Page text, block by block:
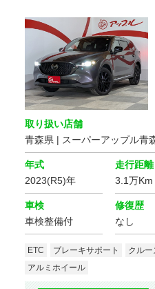
年式
車体の色
選択する
価格
取り扱い店舗
青森県 | スーパーアップル青
年式
2023(R5)年
走行距離
3.1万Km
車検
車検整備付
修復歴
なし
ETC ブレーキサポート クル
アルミホイール